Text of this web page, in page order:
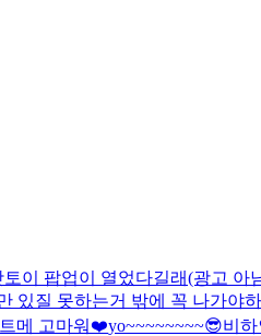
이 팝업이 열었다길래(광고
질 못하는거 밖에 꼭 나가야
트메 고마워❤️yo~~~~~~~~😎비